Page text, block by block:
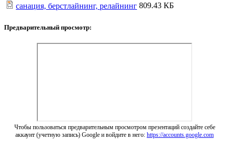
санация, берстлайнинг, релайнинг 809.43 КБ
Предварительный просмотр:
Чтобы пользоваться предварительным просмотром презентаций создайте себе
аккаунт (учетную запись) Google и войдите в него: https://accounts.google.com